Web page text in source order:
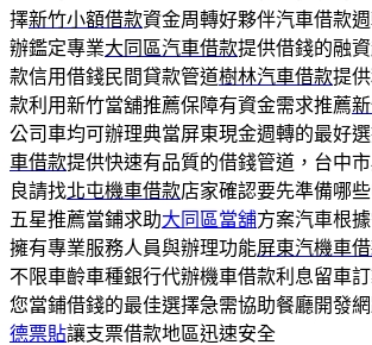
擇新竹小額借款資金周轉好夥伴汽車借款
辦鑑定專業大同區汽車借款提供借錢的融
款信用借錢民間貸款管道樹林汽車借款提
款利用新竹當舖推薦保障有資金需求推薦
公司車均可辦理典當屏東現金週轉的最好
車借款提供快速有品質的借錢管道，台中
良請找北屯機車借款店家確認要先準備哪
五星推薦當鋪求助大同區當舖方案汽車根
擁有專業服務人員與辦理功能屏東汽機車
不限車齡車種銀行代辦機車借款利息留車
您當鋪借錢的最佳選擇急需協助餐廳開發
德票貼讓支票借款地區迅速安全